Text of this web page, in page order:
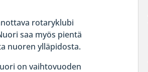
rotaryklubi
saa myös pientä
nuoren ylläpidosta.
on vaihtovuoden